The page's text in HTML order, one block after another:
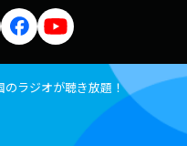
のラジオが聴き放題！